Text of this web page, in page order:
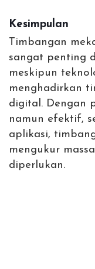
Kesimpulan
Timbangan
sangat penting
meskipun
menghadirkan
digital. Dengan
namun efektif,
aplikasi,
mengukur
diperlukan.